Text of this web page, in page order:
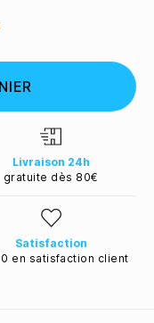
Livraison 24h
gratuite dès 80€
Satisfaction
en satisfaction client